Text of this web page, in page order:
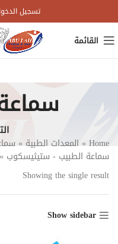
تسجيل
القائمة
Home
»المعدات الطبية»
سماعة الطبيب - ستيثيسكوب »
Showing the single result
Show sidebar